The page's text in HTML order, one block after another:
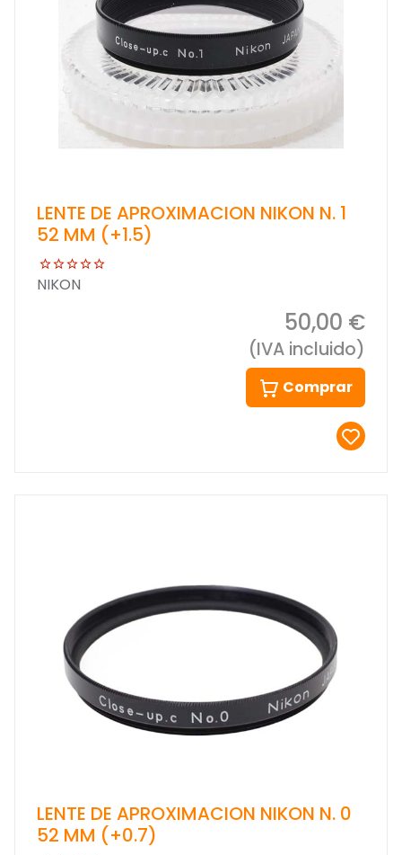
LENTE DE APROXIMACION NIKON N. 1
52 MM (+1.5)
NIKON
50,00 €
(IVA incluido)
Comprar
LENTE DE APROXIMACION NIKON N. 0
52 MM (+0.7)